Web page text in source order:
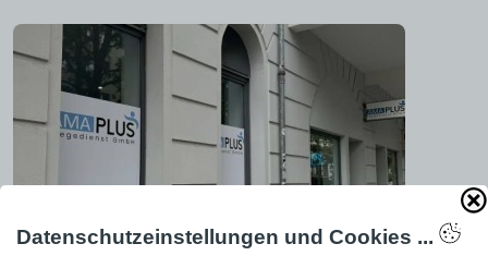
Datenschutzeinstellungen und Cookies ...